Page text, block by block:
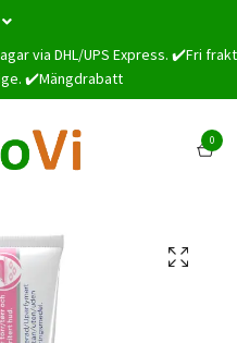
via DHL/UPS Express. ✔️Fri frakt
✔️Mängdrabatt
0